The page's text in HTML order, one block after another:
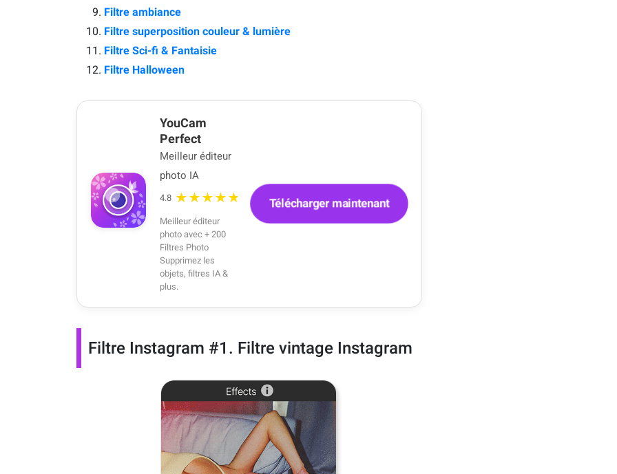
Filtre ambiance
Filtre superposition couleur & lumière
Filtre Sci-fi & Fantaisie
Filtre Halloween
YouCam
Perfect
Meilleur éditeur
photo IA
4.8 ★★★★★
Meilleur éditeur
photo avec + 200
Filtres Photo
Supprimez les
objets, filtres IA &
plus.
Télécharger maintenant
Filtre Instagram #1. Filtre vintage Instagram